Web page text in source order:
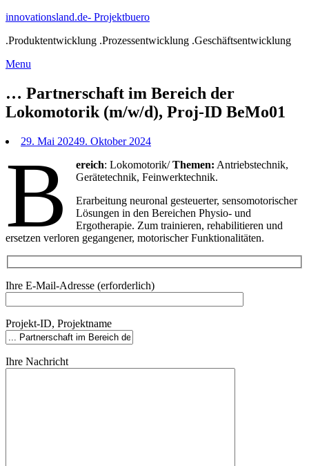
Skip
content
innovationsland.de- Projektbuero
.Produktentwicklung .Prozessentwicklung .Geschäftsentwicklung
Menu
… Partnerschaft im Bereich der
Lokomotorik (m/w/d), Proj-ID BeMo01
29. Mai 20249. Oktober 2024
B ereich: Lokomotorik/Themen: Antriebstechnik,
Gerätetechnik, Feinwerktechnik.
Erarbeitung neuronal gesteuerter, sensomotorischer
Lösungen in den Bereichen Physio- und
Ergotherapie. Zum trainieren, rehabilitieren und
ersetzen verloren gegangener, motorischer Funktionalitäten.
Ihre E-Mail-Adresse (erforderlich)
Projekt-ID, Projektname
Ihre Nachricht